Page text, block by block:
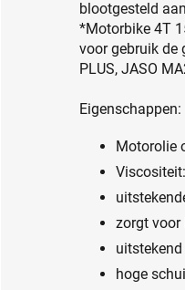
blootgesteld
*Motorbike 4T
voor gebruik de
PLUS, JASO
Eigenschappen:
Motorolie
zorgt voor
hoge